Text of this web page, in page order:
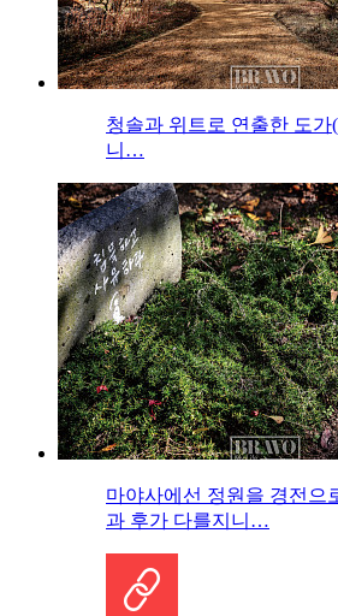
청솔과 위트로 연출한 도
니…
마야사에선 정원을 경전으
과 후가 다를지니…